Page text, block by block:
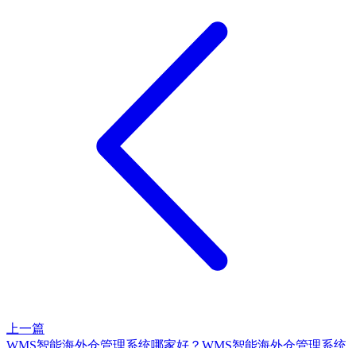
上一篇
WMS智能海外仓管理系统哪家好？WMS智能海外仓管理系统